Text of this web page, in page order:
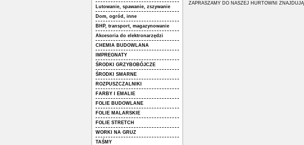
Lutowanie, spawanie, zszywanie
Dom, ogród, inne
BHP, transport, magazynowanie
Akcesoria do elektronarzędzi
CHEMIA BUDOWLANA
IMPREGNATY
ŚRODKI GRZYBOBÓJCZE
ŚRODKI SMARNE
ROZPUSZCZALNIKI
FARBY I EMALIE
FOLIE BUDOWLANE
FOLIE MALARSKIE
FOLIE STRETCH
WORKI NA GRUZ
TAŚMY
ZAPRASZAMY DO NASZEJ HURTOWNI